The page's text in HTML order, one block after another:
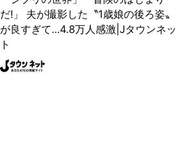
だ!」 夫が撮影した〝1歳娘の後ろ姿〟
が良すぎて...4.8万人感激|Jタウンネッ
ト